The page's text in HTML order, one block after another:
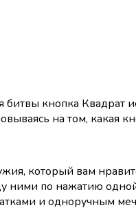
кнопка Квадрат
на том, какая
который вам
ними по нажатию
и одноручным